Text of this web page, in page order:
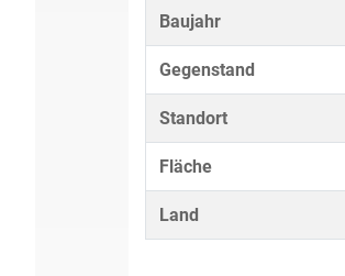
Baujahr
Gegenstand
Standort
Fläche
Land